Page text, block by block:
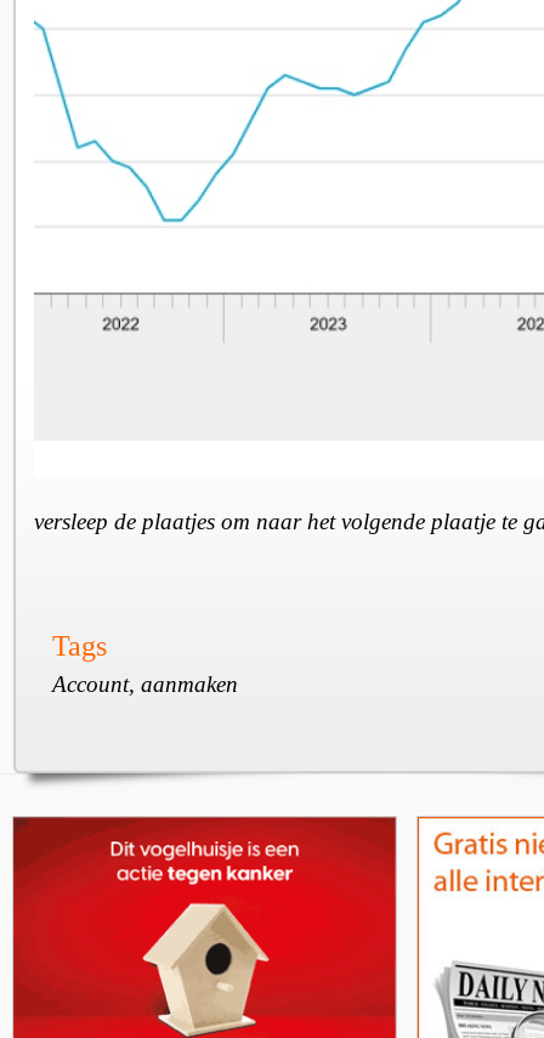
versleep de plaatjes om naar het volgende plaatje te
Tags
Account, aanmaken